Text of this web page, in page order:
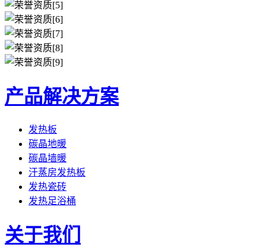
产品解决方案
发热板
碳晶地暖
碳晶墙暖
汗蒸房发热板
发热瓷砖
发热足浴桶
关于我们